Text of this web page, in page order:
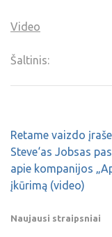
Video
Šaltinis:
Retame vaizdo įraše
Steve‘as Jobsas
apie kompanijos
įkūrimą (video)
Naujausi straipsniai